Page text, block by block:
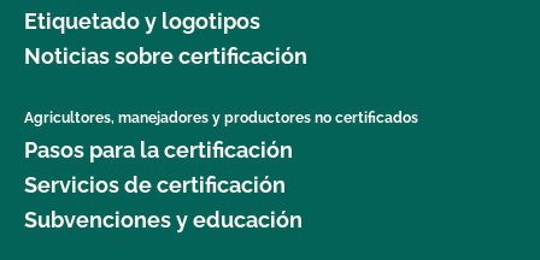
Etiquetado y logotipos
Noticias sobre certificación
Agricultores, manejadores y productores no certificados
Pasos para la certificación
Servicios de certificación
Subvenciones y educación